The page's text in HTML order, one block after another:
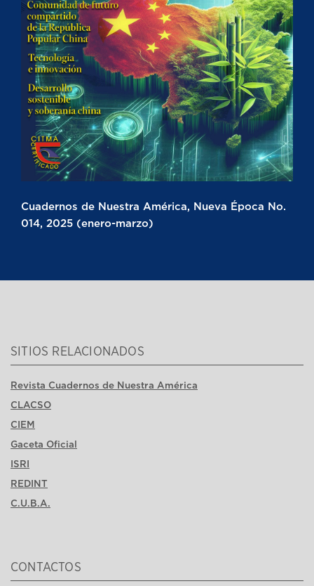
Cuadernos de Nuestra América, Nueva Época No.
014, 2025 (enero-marzo)
SITIOS RELACIONADOS
Revista Cuadernos de Nuestra América
CLACSO
CIEM
Gaceta Oficial
ISRI
REDINT
C.U.B.A.
CONTACTOS